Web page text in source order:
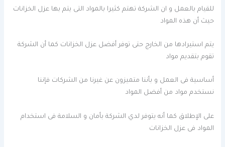
للقيام بالعمل و ان الشركة تهتم كثيرا بالمواد التى يتم بها عزل الخزانات
حيث أن هذه المواد
يتم استيرادها من الخارج حتى توفر أفضل عزل الخزانات كما أن الشركة
تقوم بتقديم مواد
أساسية فى العمل و بأننا متميزون عن غيرنا من الشركات فإننا
نستخدم مواد من أفضل المواد
على الإطلاق كما أنه يتوفر لدي الشركة بأمان و السلامة فى استخدام
المواد فى عزل الخزانات